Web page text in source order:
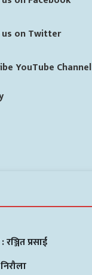
on Twitter
YouTube Channel
:रञ्जित प्रसाई